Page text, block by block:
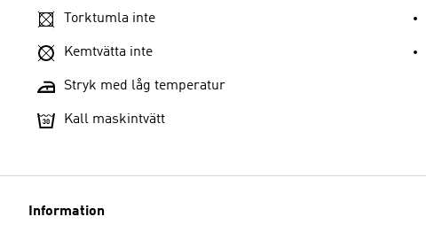
Torktumla inte
Kemtvätta inte
Stryk med låg temperatur
Kall maskintvätt
Information